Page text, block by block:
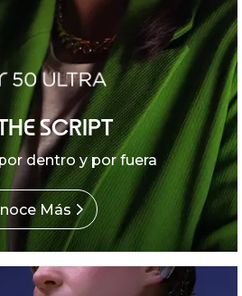
SCRIPT
dentro y por fuera
Más